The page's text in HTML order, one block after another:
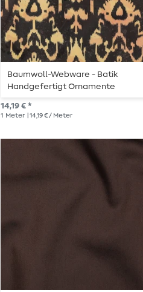
Baumwoll-Webware - Batik
Handgefertigt Ornamente
Dunkelbraun
14,19 € *
1 Meter | 14,19 € / Meter